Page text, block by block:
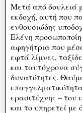
Μετά από δουλειά
εκδοχή, αυτή που
ενθουσιώδης
Ελένη
αφηγήτρια που
εφτά λίμνες,
και ταυτόχρονα
δυνατότητες.
ερασιτέχνης – του
και το υπηρετεί με